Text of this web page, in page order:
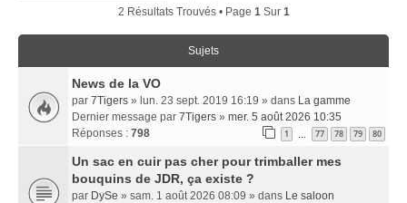
2 Résultats Trouvés • Page 1Sur 1
Sujets
News de la VO
par 7Tigers » lun. 23 sept. 2019 16:19 » dans La gamme
Dernier message par 7Tigers » mer. 5 août 2026 10:35
Réponses : 798 1 77 78 79 80
Un sac en cuir pas cher pour trimballer mes
bouquins de JDR, ça existe ?
par DySe » sam. 1 août 2026 08:09 » dans Le saloon